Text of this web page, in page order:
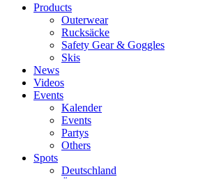
Products
Outerwear
Rucksäcke
Safety Gear & Goggles
Skis
News
Videos
Events
Kalender
Events
Partys
Others
Spots
Deutschland